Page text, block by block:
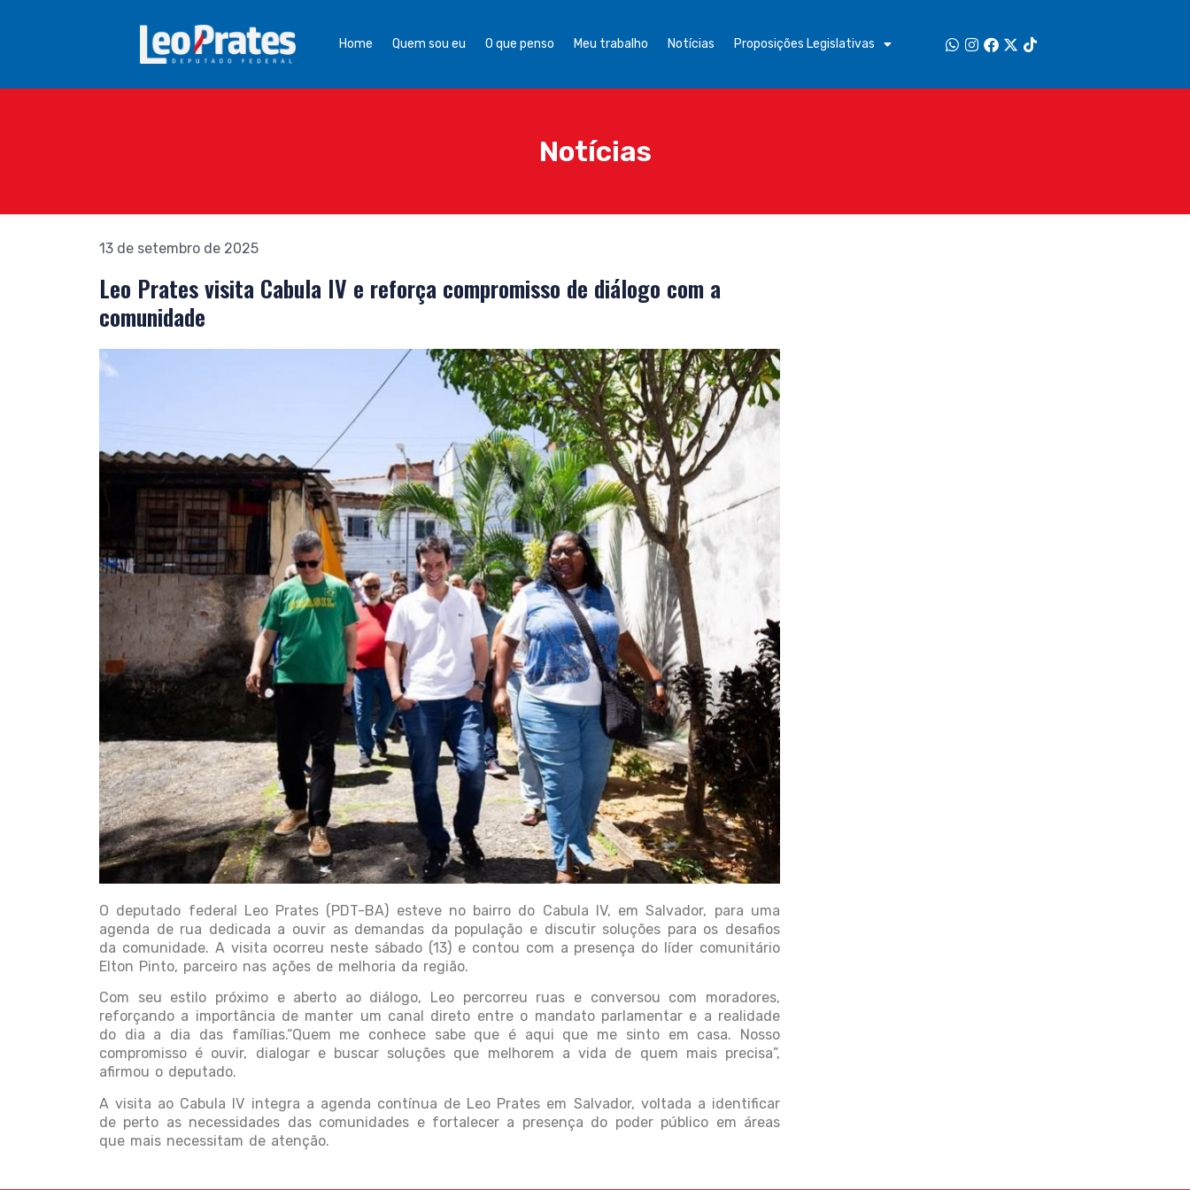
Home Quem sou eu O que penso Meu trabalho Notícias Proposições Legislativas
Notícias
13 de setembro de 2025
Leo Prates visita Cabula IV e reforça compromisso de diálogo com a
comunidade
O deputado federal Leo Prates (PDT-BA) esteve no bairro do Cabula IV, em Salvador, para uma
agenda de rua dedicada a ouvir as demandas da população e discutir soluções para os desafios
da comunidade. A visita ocorreu neste sábado (13) e contou com a presença do líder comunitário
Elton Pinto, parceiro nas ações de melhoria da região.
Com seu estilo próximo e aberto ao diálogo, Leo percorreu ruas e conversou com moradores,
reforçando a importância de manter um canal direto entre o mandato parlamentar e a realidade
do dia a dia das famílias.“Quem me conhece sabe que é aqui que me sinto em casa. Nosso
compromisso é ouvir, dialogar e buscar soluções que melhorem a vida de quem mais precisa”,
afirmou o deputado.
A visita ao Cabula IV integra a agenda contínua de Leo Prates em Salvador, voltada a identificar
de perto as necessidades das comunidades e fortalecer a presença do poder público em áreas
que mais necessitam de atenção.